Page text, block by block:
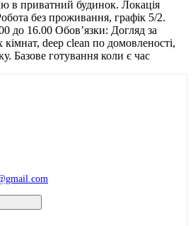
в приватний будинок. Локація
без проживання, графік 5/2.
до 16.00 Обовʼязки: Догляд за
deep clean по домовленості,
Базове готування коли є час